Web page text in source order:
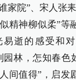
家院”、宋人张
精神柳似柔”等
易逝的感受和
园林，怎知春色
间值得”，启发